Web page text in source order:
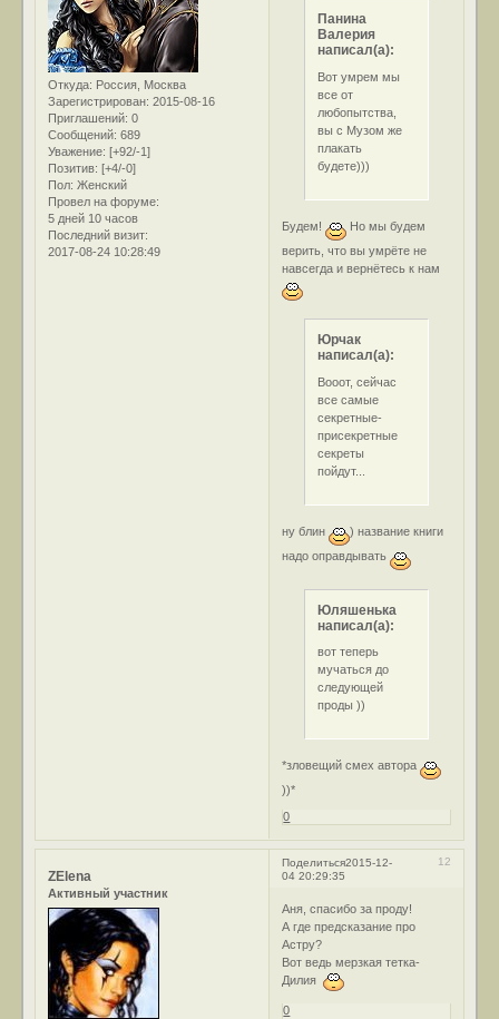
Откуда: Россия, Москва
Зарегистрирован: 2015-08-16
Приглашений: 0
Сообщений: 689
Уважение: [+92/-1]
Позитив: [+4/-0]
Пол: Женский
Провел на форуме:
5 дней 10 часов
Последний визит:
2017-08-24 10:28:49
Панина
Валерия
написал(а):
Вот умрем мы
все от
любопытства,
вы с Музом же
плакать
будете)))
Будем!
Но мы будем
верить, что вы умрёте не
навсегда и вернётесь к нам
Юрчак
написал(а):
Вооот, сейчас
все самые
секретные-
присекретные
секреты
пойдут...
ну блин
) название книги
надо оправдывать
Юляшенька
написал(а):
вот теперь
мучаться до
следующей
проды ))
*зловещий смех автора
))*
0
Поделиться 12
2015-12-
04 20:29:35
ZElena
Активный участник
Аня, спасибо за проду!
А где предсказание про
Астру?
Вот ведь мерзкая тетка-
Дилия
0